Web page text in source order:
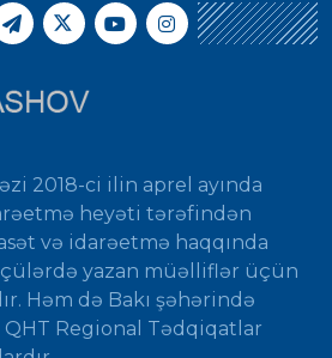
2018-ci ilin aprel ayında
heyəti tərəfindən
və idarəetmə haqqında
yazan müəlliflər üçün
Həm də Bakı şəhərində
Regional Tədqiqatlar